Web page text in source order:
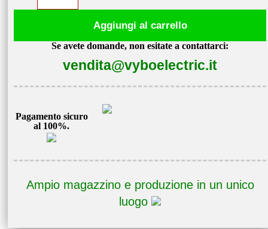
Aggiungi al carrello
Se avete domande, non esitate a contattarci:
vendita@vyboelectric.it
Pagamento sicuro
al 100%.
Ampio magazzino e produzione in un unico
luogo